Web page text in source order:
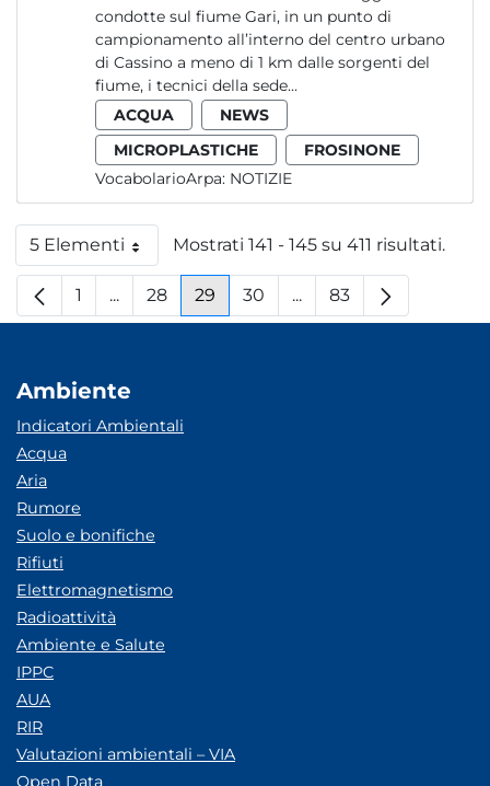
condotte sul fiume Gari, in un punto di
campionamento all’interno del centro urbano
di Cassino a meno di 1 km dalle sorgenti del
fiume, i tecnici della sede...
ACQUA
NEWS
MICROPLASTICHE
FROSINONE
VocabolarioArpa: NOTIZIE
5 ElementiPer paginaMostrati 141 - 145 su 411 risultati.
Pagina
1 ...Pagine intermedie
Pagina
28 Pagina
29 Pagina
30 ...Pagine intermedie
Pagina
83
Ambiente
Indicatori Ambientali
Acqua
Aria
Rumore
Suolo e bonifiche
Rifiuti
Elettromagnetismo
Radioattività
Ambiente e Salute
IPPC
AUA
RIR
Valutazioni ambientali – VIA
Open Data